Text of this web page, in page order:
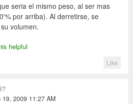
seria el mismo peso, al ser mas
por arriba). Al derretirse, se
volumen.
helpful
Like
19, 2009 11:27 AM